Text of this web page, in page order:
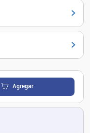
Agregar